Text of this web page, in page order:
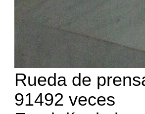
Rueda de
91492 veces